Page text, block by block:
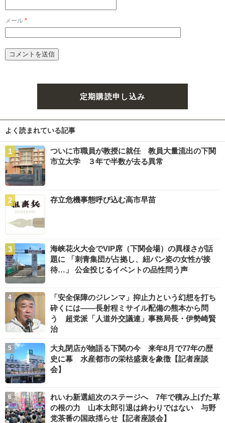
メール *
定期購読申し込み
よく読まれている記事
ついに市職員が教授に就任 教員大量流出の下関
市立大学 ３年で半数が去る異常
存立危機事態呼び込む高市早苗
海峡花火大会でVIP席（下関会場）の異様さが話
題に 「刺青集団が占拠し、紐パン姿の女性が接
待…」 公金投じるイベントの品性問う声
「安全保障のジレンマ」抑止力という幻想を打ち
砕くには――長射程ミサイル配備の熊本から問
う 超党派「人道外交議連」事務局長・伊勢崎賢
治
大丸閉店が物語る下関の今 来年8月で77年の歴
史に幕 水産都市の栄枯盛衰を象徴【記者座談
会】
れいわ新選組次のステージへ 7年で積み上げた草
の根の力 山本太郎引退は終わりではない 与野
党茶番の国政揺らせ【記者座談会】